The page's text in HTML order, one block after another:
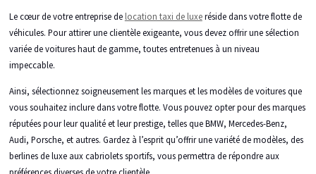
Le cœur de votre entreprise de location taxi de luxeréside dans votre flotte de
véhicules. Pour attirer une clientèle exigeante, vous devez offrir une sélection
variée de voitures haut de gamme, toutes entretenues à un niveau
impeccable.
Ainsi, sélectionnez soigneusement les marques et les modèles de voitures que
vous souhaitez inclure dans votre flotte. Vous pouvez opter pour des marques
réputées pour leur qualité et leur prestige, telles que BMW, Mercedes-Benz,
Audi, Porsche, et autres. Gardez à l’esprit qu’offrir une variété de modèles, des
berlines de luxe aux cabriolets sportifs, vous permettra de répondre aux